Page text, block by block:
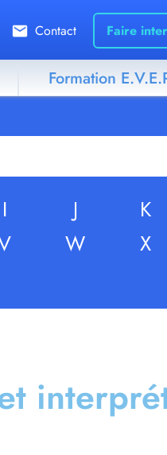
Contact Faire
Formation
I J K
W X